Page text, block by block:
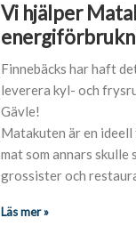
Vi hjälper
Finnebäcks har haft
leverera kyl- och
Gävle!
Matakuten är en
mat som annars skulle
grossister och
Läs mer »